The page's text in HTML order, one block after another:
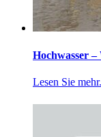
Hochwasser
Lesen Sie